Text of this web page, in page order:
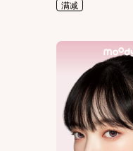
满减